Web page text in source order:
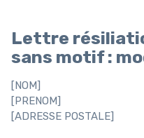
Lettre
sans motif :
[NOM]
[PRENOM]
[ADRESSE POSTALE]